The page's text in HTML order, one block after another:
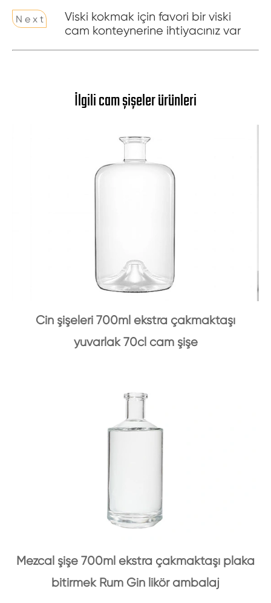
N e x t
Viski kokmak için favori bir viski
cam konteynerine ihtiyacınız var
İlgili cam şişeler ürünleri
Cin şişeleri 700ml ekstra çakmaktaşı
yuvarlak 70cl cam şişe
Mezcal şişe 700ml ekstra çakmaktaşı plaka
bitirmek Rum Gin likör ambalaj